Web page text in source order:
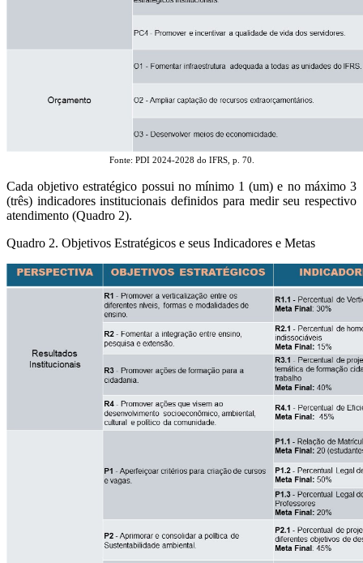
Fonte: PDI 2024-2028 do IFRS, p. 70.
Cada objetivo estratégico possui no mínimo 1 (um) e no máximo 3
(três) indicadores institucionais definidos para medir seu respectivo
atendimento (Quadro 2).
Quadro 2. Objetivos Estratégicos e seus Indicadores e Metas